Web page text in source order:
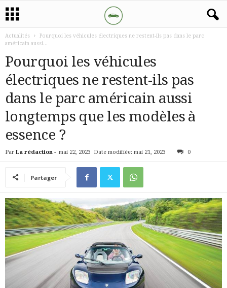
Actualités
Pourquoi les véhicules électriques ne restent-ils pas dans le parc
américain aussi...
Pourquoi les véhicules
électriques ne restent-ils pas
dans le parc américain aussi
longtemps que les modèles à
essence ?
Par La rédaction - mai 22, 2023 Date modifiée: mai 21, 2023 0
Partager